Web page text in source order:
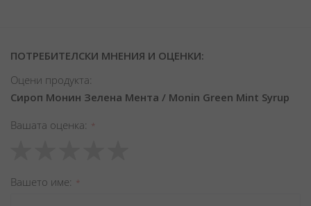
ПОТРЕБИТЕЛСКИ МНЕНИЯ И ОЦЕНКИ:
Оцени продукта:
Сироп Монин Зелена Мента / Monin Green Mint Syrup
Вашата оценка
star
stars
stars
stars
stars
Вашето име